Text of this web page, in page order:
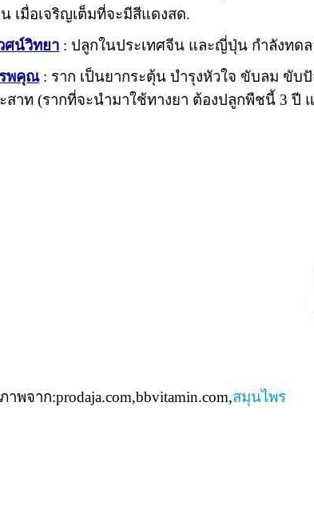
เมื่อเจริญเต็มที่จะมีสีแดงสด.
ศน์วิทยา : ปลูกในประเทศจีน และญี่ปุ่น กำลังทด
พคุณ: ราก เป็นยากระตุ้น บำรุงหัวใจ ขับลม ขับ
สาท (รากที่จะนำมาใช้ทางยา ต้องปลูกพืชนี้ 3 ปี
าพจาก:prodaja.com,bbvitamin.com,สมุนไพร